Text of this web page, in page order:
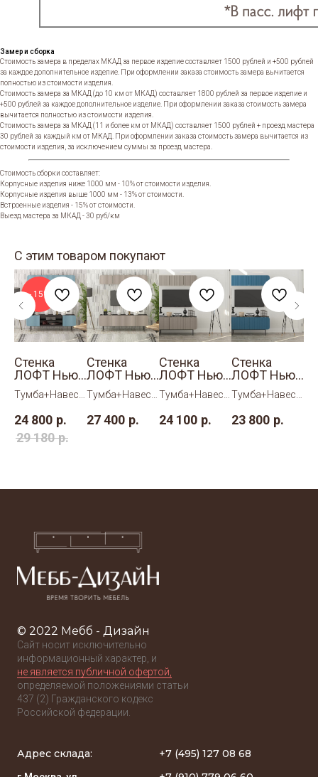
Замер и сборка
Стоимость замера в пределах МКАД за первое изделие составляет 1500 рублей и +500 рублей
за каждое дополнительное изделие. При оформлении заказа стоимость замера вычитается
полностью из стоимости изделия.
Стоимость замера за МКАД (до 10 км от МКАД) составляет 1800 рублей за первое изделие и
+500 рублей за каждое дополнительное изделие. При оформлении заказа стоимость замера
вычитается полностью из стоимости изделия.
Стоимость замера за МКАД (11 и более км от МКАД) составляет 1500 рублей + проезд мастера
30 рублей за каждый км от МКАД. При оформлении заказа стоимость замера вычитается из
стоимости изделия, за исключением суммы за проезд мастера.
Стоимость сборки составляет:
Корпусные изделия ниже 1000 мм - 10% от стоимости изделия.
Корпусные изделия выше 1000 мм - 13% от стоимости.
Встроенные изделия - 15% от стоимости.
Выезд мастера за МКАД - 30 руб/км
С этим товаром покупают
- 15%
Стенка
ЛОФТ Нью
6
Тумба+Навесн
24 800 р.
29 180 р.
Стенка
ЛОФТ Нью
5
Тумба+Навесн
27 400 р.
Стенка
ЛОФТ Нью
1
Тумба+Навесн
24 100 р.
Стенка
ЛОФТ Нью
2
Тумба+Навесн
23 800 р.
© 2022 Мебб - Дизайн
Сайт носит исключительно
информационный характер, и
не является публичной офертой,
определяемой положениями статьи
437 (2) Гражданского кодекс
Российской федерации.
Адрес склада:
+7 (495) 127 08 68